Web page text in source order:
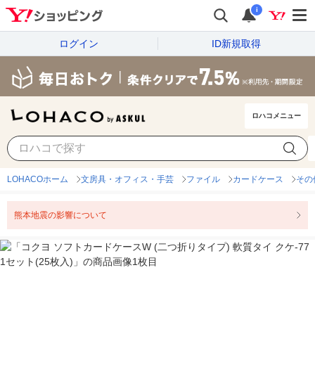
i
ログイン ID新規取得
ロハコメニュー
LOHACOホーム 文房具・オフィス・手芸 ファイル カードケース そ
熊本地震の影響について